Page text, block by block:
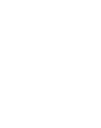
du har sparat och